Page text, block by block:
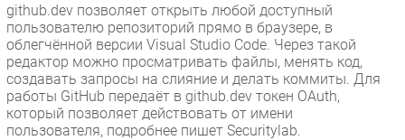
Аналитика
Интервью
Мероприятия
Проекты
IT класс
github.dev позволяет открыть любой доступный
пользователю репозиторий прямо в браузере, в
облегчённой версии Visual Studio Code. Через такой
редактор можно просматривать файлы, менять код,
создавать запросы на слияние и делать коммиты. Для
работы GitHub передаёт в github.dev токен OAuth,
который позволяет действовать от имени
пользователя, подробнее пишет Securitylab.